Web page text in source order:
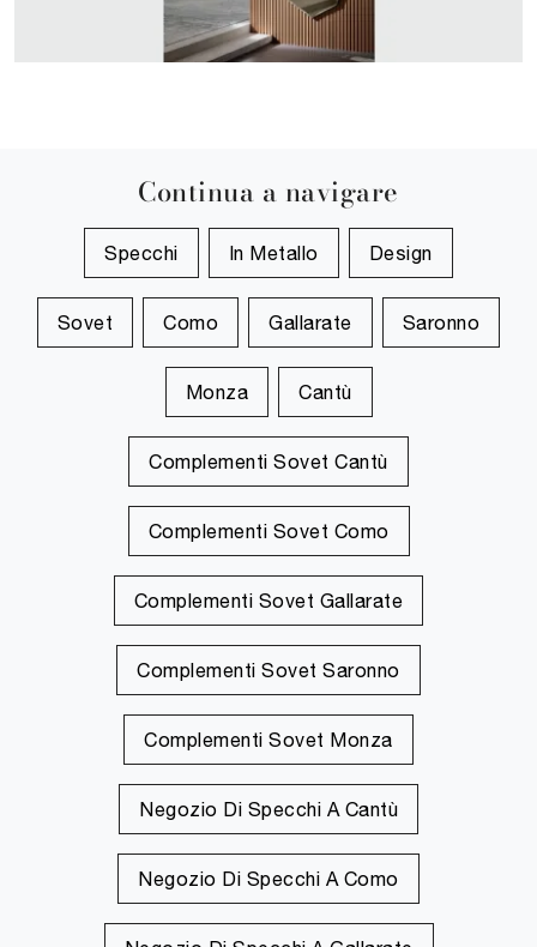
Continua a navigare
Specchi In Metallo Design
Sovet Como Gallarate Saronno
Monza Cantù
Complementi Sovet Cantù
Complementi Sovet Como
Complementi Sovet Gallarate
Complementi Sovet Saronno
Complementi Sovet Monza
Negozio Di Specchi A Cantù
Negozio Di Specchi A Como